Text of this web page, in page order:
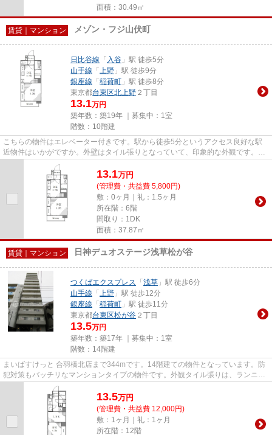
面積：30.49㎡
賃貸｜マンション メゾン・フジ山伏町
日比谷線 「 入谷 」駅 徒歩5分
山手線 「 上野 」駅 徒歩9分
銀座線 「 稲荷町 」駅 徒歩8分
東京都台東区北上野 ２丁目
13.1万円
築年数：築19年 ｜募集中： 1室
階数：10階建
こちらの物件はエレベーター付きです。駅から徒歩5分というアクセス良好な駅
近物件はいかがですか。外壁はタイル張りとなっていて、印象的な外観です。こ
ちらはマンションタイプになり...
13.1万円
(管理費・共益費 5,800円)
敷：0ヶ月｜礼：1.5ヶ月
所在階：6階
間取り：1DK
面積：37.87㎡
賃貸｜マンション 日神デュオステージ浅草松が谷
つくばエクスプレス 「 浅草 」駅 徒歩6分
山手線 「 上野 」駅 徒歩12分
銀座線 「 稲荷町 」駅 徒歩11分
東京都台東区松が谷 ２丁目
13.5万円
築年数：築17年 ｜募集中： 1室
階数：14階建
まいばすけっと 合羽橋北店まで344mです。14階建ての物件となっています。防
犯対策もバッチリなマンションタイプの物件です。外観タイル張りは、ランニン
グコストがあまりかかりません...
13.5万円
(管理費・共益費 12,000円)
敷：1ヶ月｜礼：1ヶ月
所在階：12階